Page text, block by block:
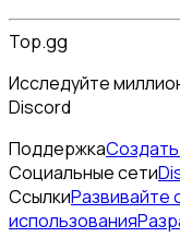
Top.gg
Исследуйте
Discord
Поддержка
Социальные сети
СсылкиРазвивайте
использования